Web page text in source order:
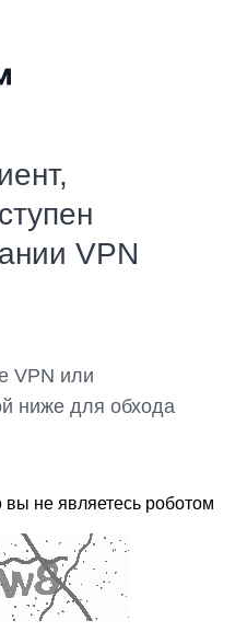
VPN
VPN или
ниже для обхода
не являетесь роботом